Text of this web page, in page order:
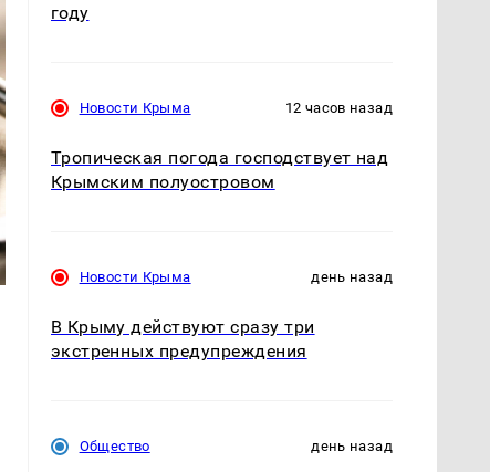
году
Новости Крыма 12 часов назад
Тропическая погода господствует над
Крымским полуостровом
Новости Крыма день назад
В Крыму действуют сразу три
экстренных предупреждения
Общество день назад